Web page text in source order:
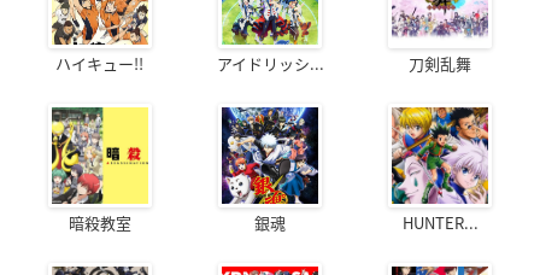
ハイキュー!! アイドリッシ... 刀剣乱舞
暗殺教室 銀魂 HUNTER...